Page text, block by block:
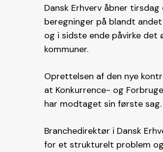
Dansk Erhverv åbner
beregninger på blandt
og i sidste ende påvirke det
kommuner.
Oprettelsen af den nye
at Konkurrence- og
har modtaget sin første sag.
Branchedirektør i Dansk
for et strukturelt problem og